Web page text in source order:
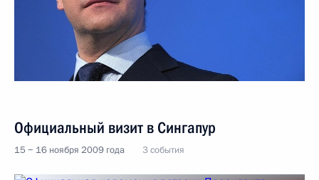
Официальный визит в Сингапур
15 − 16 ноября 2009 года 3 события